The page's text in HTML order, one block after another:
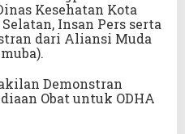
Kesehatan Kota
Insan Pers serta
dari Aliansi Muda
Demonstran
Obat untuk ODHA